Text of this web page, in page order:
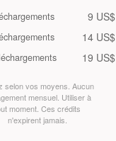
9 US$
14 US$
19 US$
selon vos moyens. Aucun
mensuel. Utiliser à
moment. Ces crédits
n'expirent jamais.